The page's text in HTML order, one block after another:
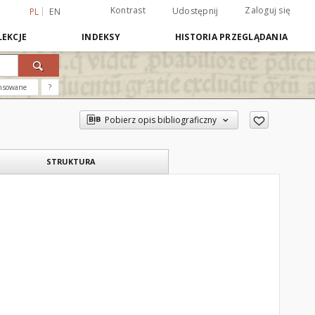
PL EN Kontrast Udostępnij Zaloguj się
INDEKSY HISTORIA PRZEGLĄDANIA
?
Pobierz opis bibliograficzny
STRUKTURA